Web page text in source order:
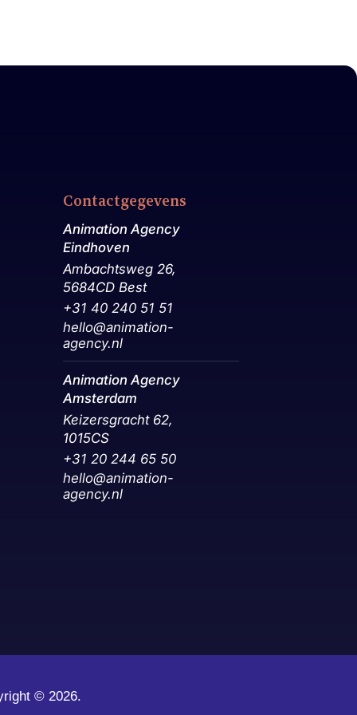
Contactgegevens
Animation Agency
Eindhoven
Ambachtsweg 26,
5684CD Best
+31 40 240 51 51
hello@animation-
agency.nl
Animation Agency
Amsterdam
Keizersgracht 62,
1015CS
+31 20 244 65 50‬
hello@animation-
agency.nl
© 2026.